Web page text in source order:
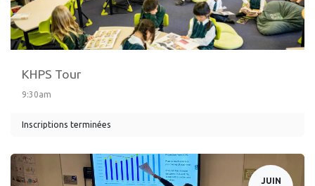
KHPS Tour
9:30am
Inscriptions terminées
JUIN